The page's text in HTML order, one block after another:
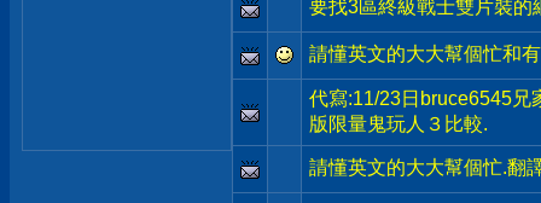
要找3區終級戰士雙片裝的
請懂英文的大大幫個忙和
代寫:11/23日bruce6545兄
版限量鬼玩人３比較.
請懂英文的大大幫個忙.翻